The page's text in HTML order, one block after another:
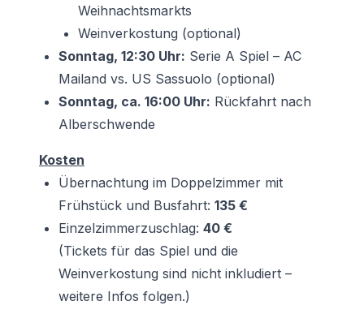
Weihnachtsmarkts
Weinverkostung (optional)
Sonntag, 12:30 Uhr: Serie A Spiel – AC
Mailand vs. US Sassuolo (optional)
Sonntag, ca. 16:00 Uhr: Rückfahrt nach
Alberschwende
Kosten
Übernachtung im Doppelzimmer mit
Frühstück und Busfahrt: 135 €
Einzelzimmerzuschlag: 40 €
(Tickets für das Spiel und die
Weinverkostung sind nicht inkludiert –
weitere Infos folgen.)